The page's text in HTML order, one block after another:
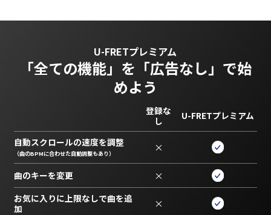
U-FRETプレミアム
「全ての機能」を 「広告なし」で始
めよう
登録な
し
U-FRETプレミアム
自動スクロールの速度を調整
（曲のBPMに合わせた自動調整もあり） ×
曲のキーを変更 ×
お気に入りに上限なしで曲を追
加
×